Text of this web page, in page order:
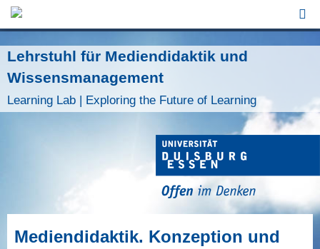
Lehrstuhl für Mediendidaktik und
Wissensmanagement
Learning Lab | Exploring the Future of Learning
Mediendidaktik. Konzeption und